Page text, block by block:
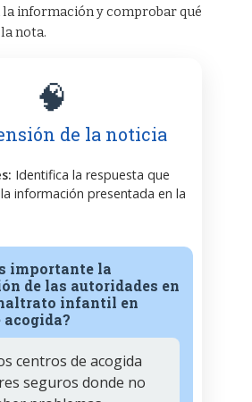
información y comprobar qué
nota.
🧠
de la noticia
Identifica la respuesta que
información presentada en la
importante la
de las autoridades en
infantil en
acogida?
centros de acogida
seguros donde no